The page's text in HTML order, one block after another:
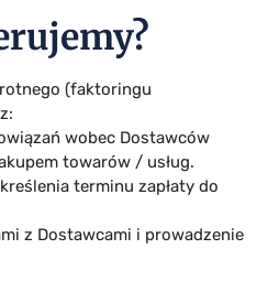
(faktoringu
wobec Dostawców
towarów / usług.
terminu zapłaty do
z Dostawcami i prowadzenie